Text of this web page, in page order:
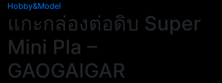
Hobby&Model
แกะกล่องต่อดิบ Super
Mini Pla –
GAOGAIGAR